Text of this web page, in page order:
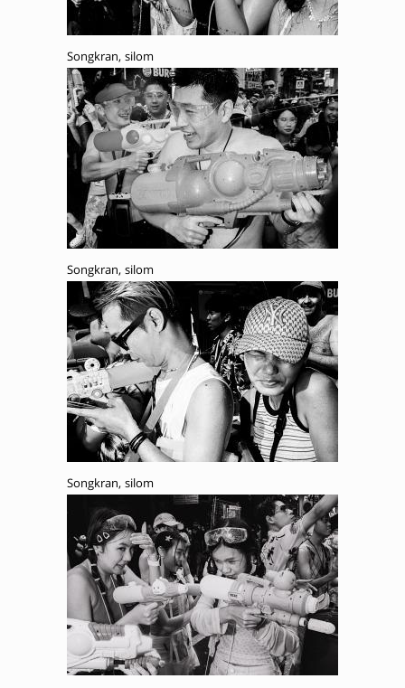
Songkran, silom
Songkran, silom
Songkran, silom